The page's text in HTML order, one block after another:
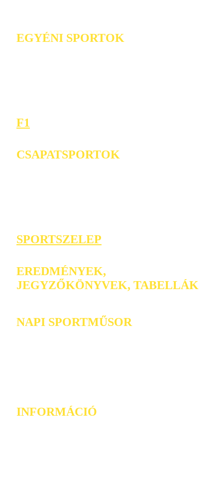
EGYÉNI SPORTOK
F1
CSAPATSPORTOK
SPORTSZELEP
EREDMÉNYEK,
JEGYZŐKÖNYVEK, TABELLÁK
NAPI SPORTMŰSOR
INFORMÁCIÓ